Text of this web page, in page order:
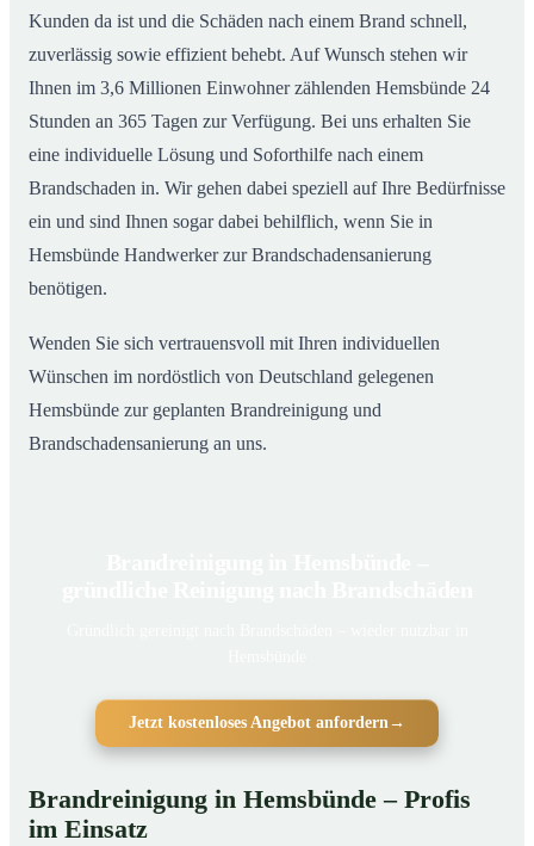
Kunden da ist und die Schäden nach einem Brand schnell,
zuverlässig sowie effizient behebt. Auf Wunsch stehen wir
Ihnen im 3,6 Millionen Einwohner zählenden Hemsbünde 24
Stunden an 365 Tagen zur Verfügung. Bei uns erhalten Sie
eine individuelle Lösung und Soforthilfe nach einem
Brandschaden in. Wir gehen dabei speziell auf Ihre Bedürfnisse
ein und sind Ihnen sogar dabei behilflich, wenn Sie in
Hemsbünde Handwerker zur Brandschadensanierung
benötigen.
Wenden Sie sich vertrauensvoll mit Ihren individuellen
Wünschen im nordöstlich von Deutschland gelegenen
Hemsbünde zur geplanten Brandreinigung und
Brandschadensanierung an uns.
Jetzt kostenloses Angebot anfordern→
Brandreinigung in Hemsbünde – Profis
im Einsatz